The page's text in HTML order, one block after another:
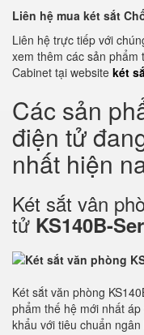
Liên hệ mua két sắt
Liên hệ trực tiếp với
xem thêm các sản phẩm
Cabinet tại website két
Các sản
điện tử
nhất hiện
Két sắt vân
tử KS140B-
Két sắt văn phòng
phẩm thế hệ mới nhất
khẩu với tiêu chuẩn